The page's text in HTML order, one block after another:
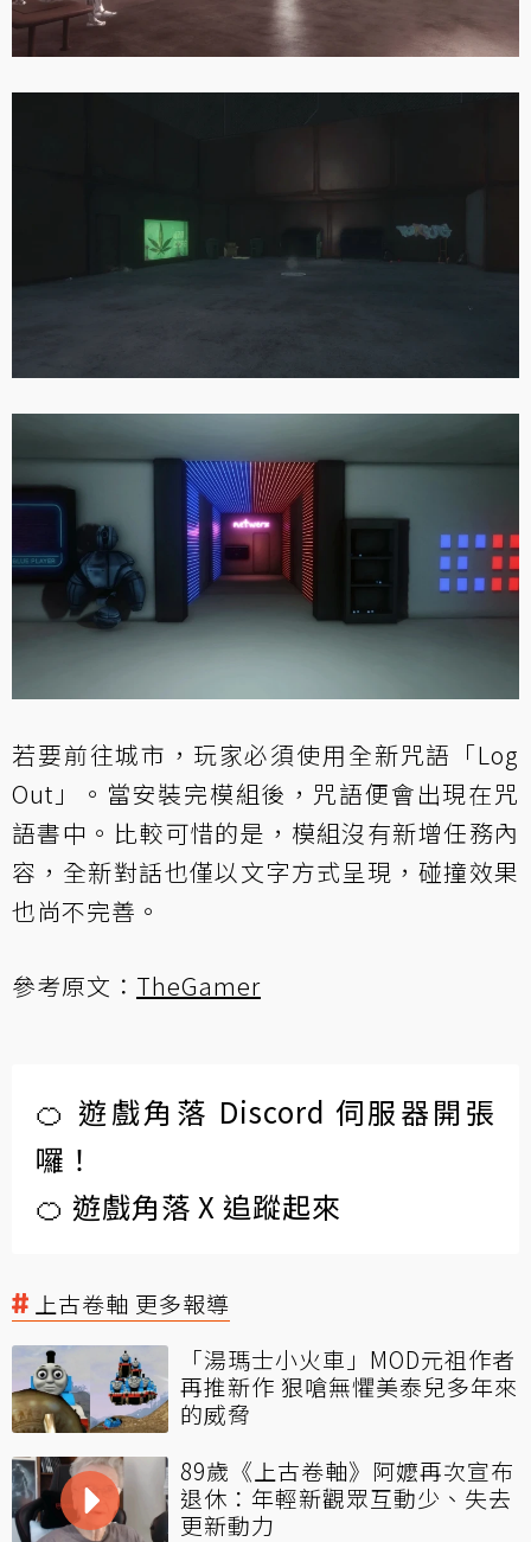
若要前往城市，玩家必須使用全新咒語「Log
Out」。當安裝完模組後，咒語便會出現在咒
語書中。比較可惜的是，模組沒有新增任務內
容，全新對話也僅以文字方式呈現，碰撞效果
也尚不完善。
參考原文： TheGamer
🍊 遊戲角落 Discord 伺服器開張
囉！
🍊 遊戲角落 X 追蹤起來
上古卷軸 更多報導
「湯瑪士小火車」MOD元祖作者
再推新作 狠嗆無懼美泰兒多年來
的威脅
89歲《上古卷軸》阿嬤再次宣布
退休：年輕新觀眾互動少、失去
更新動力